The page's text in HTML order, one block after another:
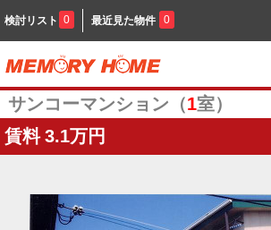
検討リスト 0 最近見た物件 0
サンコーマンション（1室）
賃料 3.1万円